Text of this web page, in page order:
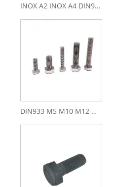
INOX A2 INOX A4 DIN933 M6 M8 roostevabast terasest kuuskantpeaga polt
DIN933 M5 M10 M12 M8 A2-70 roostevabast terasest kuuskantpoldid